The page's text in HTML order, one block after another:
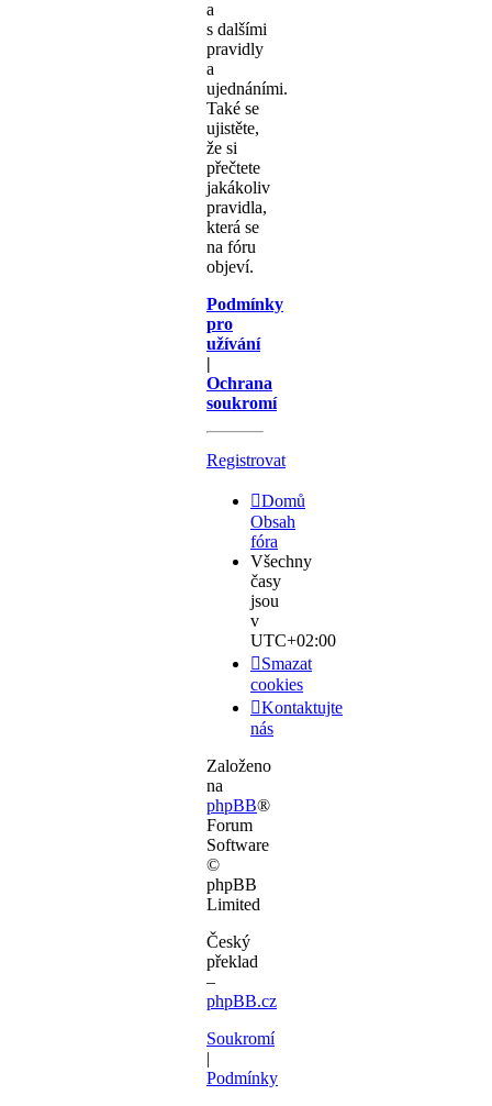
a
s dalšími
pravidly
a
ujednáními.
Také se
ujistěte,
že si
přečtete
jakákoliv
pravidla,
která se
na fóru
objeví.
Podmínky
pro
užívání
|
Ochrana
soukromí
Registrovat
Domů
Obsah
fóra
Všechny
časy
jsou
v
UTC+02:00
Smazat
cookies
Kontaktujte
nás
Založeno
na
phpBB®
Forum
Software
©
phpBB
Limited
Český
překlad
–
phpBB.cz
Soukromí
|
Podmínky